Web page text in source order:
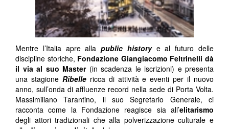
Mentre l’Italia apre allapublic historye al futuro delle
discipline storiche, Fondazione Giangiacomo Feltrinelli dà
il via al suo Master (in scadenza le iscrizioni) e presenta
una stagione Ribellericca di attività e eventi per il nuovo
anno, sull’onda di affluenze record nella sede di Porta Volta.
Massimiliano Tarantino, il suo Segretario Generale, ci
racconta come la Fondazione reagisce sia all’elitarismo
degli attori tradizionali che alla polverizzazione culturale e